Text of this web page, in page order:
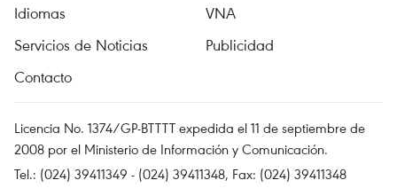
Idiomas
VNA
Servicios de Noticias
Publicidad
Contacto
Licencia No. 1374/GP-BTTTT expedida el 11 de septiembre de
2008 por el Ministerio de Información y Comunicación.
Tel.: (024) 39411349 - (024) 39411348, Fax: (024) 39411348